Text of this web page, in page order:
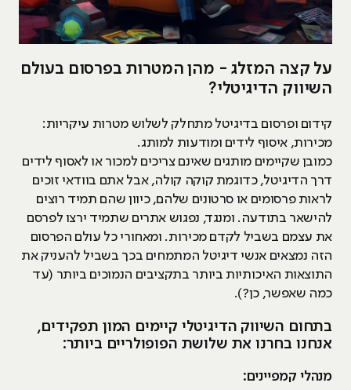
על קצה המזלג - מהן המטרות בפרסום בעולם
השיווק הדיגיטלי?
קידום ופרסום בדיגיטל מתחלק לשלוש מטרות עיקריות:
מכירות, איסוף לידים ומודעות למותג.
כמובן שקיימים מותגים שאינם צריכים למכור או לאסוף לידים
דרך הדיגיטל, כדוגמת קוקה קולה, אבל אתם בוודאי זוכים
לראות פרסומים או סרטונים שלהם, כיוון שהם תמיד רוצים
להישאר בתודעה. ומנגד, נפגוש אתרים שתמיד ירצו לפרסם
את עצמם בשביל לקדם מכירות. ומאחורי כל עולם הפרסום
הזה נמצאים אנשי דיגיטל המתמחים בכך בשביל להעניק את
התוצאות האיכותיות ביותר בתקציבים הנמוכים ביותר (עד
כמה שאפשר, כן?).
בתחום השיווק הדיגיטלי קיימים המון תפקידים,
אנחנו בחרנו את שלושת הפופולריים ביותר:
מנהלי קמפיינים: